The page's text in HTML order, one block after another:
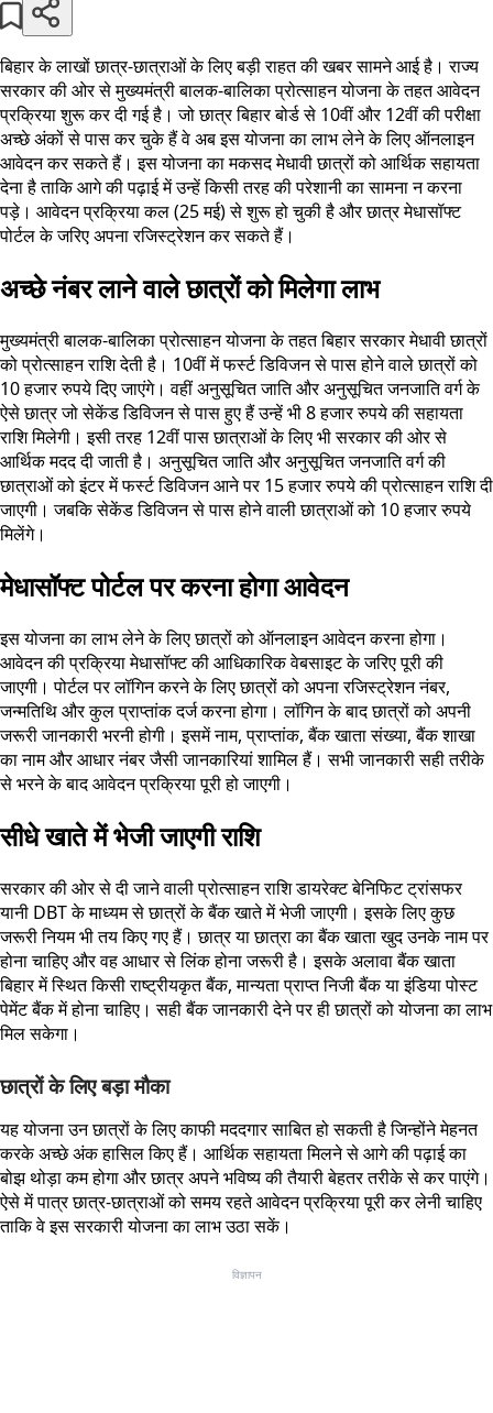
बिहार के लाखों छात्र-छात्राओं के लिए बड़ी राहत की खबर सामने आई है। राज्य
सरकार की ओर से मुख्यमंत्री बालक-बालिका प्रोत्साहन योजना के तहत आवेदन
प्रक्रिया शुरू कर दी गई है। जो छात्र बिहार बोर्ड से 10वीं और 12वीं की परीक्षा
अच्छे अंकों से पास कर चुके हैं वे अब इस योजना का लाभ लेने के लिए ऑनलाइन
आवेदन कर सकते हैं। इस योजना का मकसद मेधावी छात्रों को आर्थिक सहायता
देना है ताकि आगे की पढ़ाई में उन्हें किसी तरह की परेशानी का सामना न करना
पड़े। आवेदन प्रक्रिया कल (25 मई) से शुरू हो चुकी है और छात्र मेधासॉफ्ट
पोर्टल के जरिए अपना रजिस्ट्रेशन कर सकते हैं।
अच्छे नंबर लाने वाले छात्रों को मिलेगा लाभ
मुख्यमंत्री बालक-बालिका प्रोत्साहन योजना के तहत बिहार सरकार मेधावी छात्रों
को प्रोत्साहन राशि देती है। 10वीं में फर्स्ट डिविजन से पास होने वाले छात्रों को
10 हजार रुपये दिए जाएंगे। वहीं अनुसूचित जाति और अनुसूचित जनजाति वर्ग के
ऐसे छात्र जो सेकेंड डिविजन से पास हुए हैं उन्हें भी 8 हजार रुपये की सहायता
राशि मिलेगी। इसी तरह 12वीं पास छात्राओं के लिए भी सरकार की ओर से
आर्थिक मदद दी जाती है। अनुसूचित जाति और अनुसूचित जनजाति वर्ग की
छात्राओं को इंटर में फर्स्ट डिविजन आने पर 15 हजार रुपये की प्रोत्साहन राशि दी
जाएगी। जबकि सेकेंड डिविजन से पास होने वाली छात्राओं को 10 हजार रुपये
मिलेंगे।
मेधासॉफ्ट पोर्टल पर करना होगा आवेदन
इस योजना का लाभ लेने के लिए छात्रों को ऑनलाइन आवेदन करना होगा।
आवेदन की प्रक्रिया मेधासॉफ्ट की आधिकारिक वेबसाइट के जरिए पूरी की
जाएगी। पोर्टल पर लॉगिन करने के लिए छात्रों को अपना रजिस्ट्रेशन नंबर,
जन्मतिथि और कुल प्राप्तांक दर्ज करना होगा। लॉगिन के बाद छात्रों को अपनी
जरूरी जानकारी भरनी होगी। इसमें नाम, प्राप्तांक, बैंक खाता संख्या, बैंक शाखा
का नाम और आधार नंबर जैसी जानकारियां शामिल हैं। सभी जानकारी सही तरीके
से भरने के बाद आवेदन प्रक्रिया पूरी हो जाएगी।
सीधे खाते में भेजी जाएगी राशि
सरकार की ओर से दी जाने वाली प्रोत्साहन राशि डायरेक्ट बेनिफिट ट्रांसफर
यानी DBT के माध्यम से छात्रों के बैंक खाते में भेजी जाएगी। इसके लिए कुछ
जरूरी नियम भी तय किए गए हैं। छात्र या छात्रा का बैंक खाता खुद उनके नाम पर
होना चाहिए और वह आधार से लिंक होना जरूरी है। इसके अलावा बैंक खाता
बिहार में स्थित किसी राष्ट्रीयकृत बैंक, मान्यता प्राप्त निजी बैंक या इंडिया पोस्ट
पेमेंट बैंक में होना चाहिए। सही बैंक जानकारी देने पर ही छात्रों को योजना का लाभ
मिल सकेगा।
छात्रों के लिए बड़ा मौका
यह योजना उन छात्रों के लिए काफी मददगार साबित हो सकती है जिन्होंने मेहनत
करके अच्छे अंक हासिल किए हैं। आर्थिक सहायता मिलने से आगे की पढ़ाई का
बोझ थोड़ा कम होगा और छात्र अपने भविष्य की तैयारी बेहतर तरीके से कर पाएंगे।
ऐसे में पात्र छात्र-छात्राओं को समय रहते आवेदन प्रक्रिया पूरी कर लेनी चाहिए
ताकि वे इस सरकारी योजना का लाभ उठा सकें।
विज्ञापन